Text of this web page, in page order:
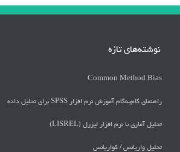
نوشته‌های تازه
Common Method Bias
راهنمای گام‌به‌گام آموزش نرم افزار SPSS برای تحلیل داده
تحلیل آماری با نرم افزار لیزرل (LISREL)
تحليل واريانس / كواريانس